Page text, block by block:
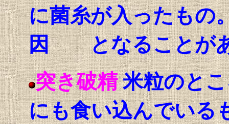
に菌糸が入ったもの
因 となることが
突き破精米粒のと
にも食い込んでいる